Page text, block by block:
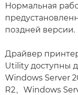
Нормальная
поздней версии.
Драйвер
Utility доступны
Windows Server
R2、Windows